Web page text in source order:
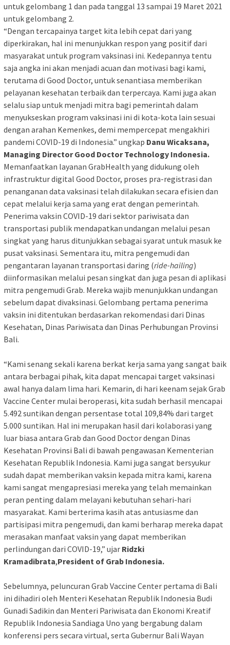
untuk gelombang 1 dan pada tanggal 13 sampai 19 Maret 2021
untuk gelombang 2.
“Dengan tercapainya target kita lebih cepat dari yang
diperkirakan, hal ini menunjukkan respon yang positif dari
masyarakat untuk program vaksinasi ini. Kedepannya tentu
saja angka ini akan menjadi acuan dan motivasi bagi kami,
terutama di Good Doctor, untuk senantiasa memberikan
pelayanan kesehatan terbaik dan terpercaya. Kami juga akan
selalu siap untuk menjadi mitra bagi pemerintah dalam
menyukseskan program vaksinasi ini di kota-kota lain sesuai
dengan arahan Kemenkes, demi mempercepat mengakhiri
pandemi COVID-19 di Indonesia.” ungkap Danu Wicaksana,
Managing Director Good Doctor Technology Indonesia.
Memanfaatkan layanan GrabHealth yang didukung oleh
infrastruktur digital Good Doctor, proses pra-registrasi dan
penanganan data vaksinasi telah dilakukan secara efisien dan
cepat melalui kerja sama yang erat dengan pemerintah.
Penerima vaksin COVID-19 dari sektor pariwisata dan
transportasi publik mendapatkan undangan melalui pesan
singkat yang harus ditunjukkan sebagai syarat untuk masuk ke
pusat vaksinasi. Sementara itu, mitra pengemudi dan
pengantaran layanan transportasi daring (ride-hailing)
diinformasikan melalui pesan singkat dan juga pesan di aplikasi
mitra pengemudi Grab. Mereka wajib menunjukkan undangan
sebelum dapat divaksinasi. Gelombang pertama penerima
vaksin ini ditentukan berdasarkan rekomendasi dari Dinas
Kesehatan, Dinas Pariwisata dan Dinas Perhubungan Provinsi
Bali.
“Kami senang sekali karena berkat kerja sama yang sangat baik
antara berbagai pihak, kita dapat mencapai target vaksinasi
awal hanya dalam lima hari. Kemarin, di hari keenam sejak Grab
Vaccine Center mulai beroperasi, kita sudah berhasil mencapai
5.492 suntikan dengan persentase total 109,84% dari target
5.000 suntikan. Hal ini merupakan hasil dari kolaborasi yang
luar biasa antara Grab dan Good Doctor dengan Dinas
Kesehatan Provinsi Bali di bawah pengawasan Kementerian
Kesehatan Republik Indonesia. Kami juga sangat bersyukur
sudah dapat memberikan vaksin kepada mitra kami, karena
kami sangat mengapresiasi mereka yang telah memainkan
peran penting dalam melayani kebutuhan sehari-hari
masyarakat. Kami berterima kasih atas antusiasme dan
partisipasi mitra pengemudi, dan kami berharap mereka dapat
merasakan manfaat vaksin yang dapat memberikan
perlindungan dari COVID-19,” ujar Ridzki
Kramadibrata,President of Grab Indonesia.
Sebelumnya, peluncuran Grab Vaccine Center pertama di Bali
ini dihadiri oleh Menteri Kesehatan Republik Indonesia Budi
Gunadi Sadikin dan Menteri Pariwisata dan Ekonomi Kreatif
Republik Indonesia Sandiaga Uno yang bergabung dalam
konferensi pers secara virtual, serta Gubernur Bali Wayan